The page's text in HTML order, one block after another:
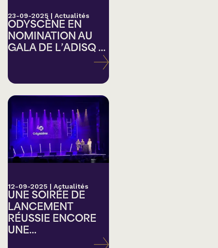
23-09-2025 | Actualités
ODYSCÈNE EN
NOMINATION AU
GALA DE L’ADISQ ...
12-09-2025 | Actualités
UNE SOIRÉE DE
LANCEMENT
RÉUSSIE ENCORE
UNE...